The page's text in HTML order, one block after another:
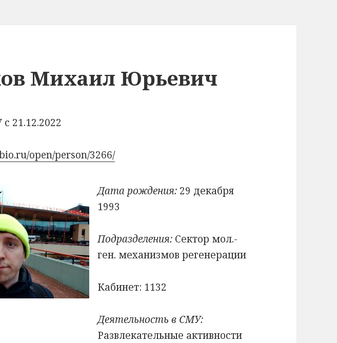
Михаил Юрьевич
21.12.2022
open/person/3266/
Дата рождения:29 декабря
1993
Подразделения: Сектор мол.-
ген. механизмов регенерации
Кабинет: 1132
Деятельность в СМУ:
Развлекательные активности